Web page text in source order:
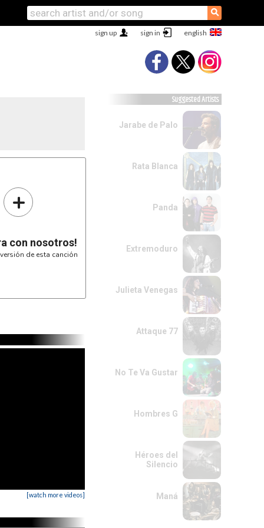
⚲
sign in
sign up
+
con nosotros!
de esta canción
[watch more videos]
Suggested Artists
Jarabe de Palo
Rata Blanca
Panda
Extremoduro
Julieta Venegas
Attaque 77
No Te Va Gustar
Hombres G
Héroes del
Silencio
Maná